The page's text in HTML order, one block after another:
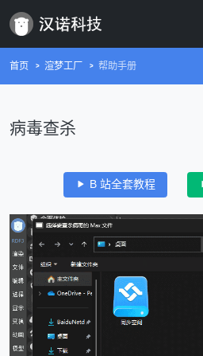
首页 渲梦工厂 帮助手册
病毒查杀
B 站全套教程